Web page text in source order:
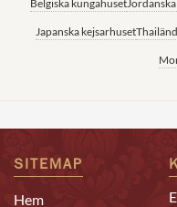
Belgiska kungahuset
Japanska kejsarhuset
SITEMAP
Hem